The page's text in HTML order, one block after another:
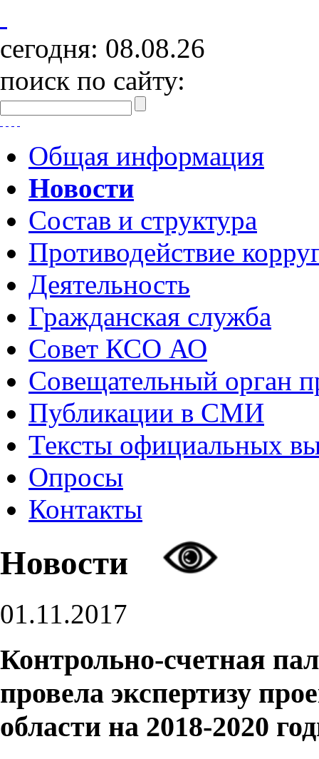
сегодня: 08.08.26
поиск по сайту:
Общая информация
Новости
Состав и структура
Противодействие
Деятельность
Гражданская служба
Совет КСО АО
Совещательный орган
Публикации в СМИ
Тексты официальных
Опросы
Контакты
Новости
01.11.2017
Контрольно-счетная
провела экспертизу
области на 2018-2020